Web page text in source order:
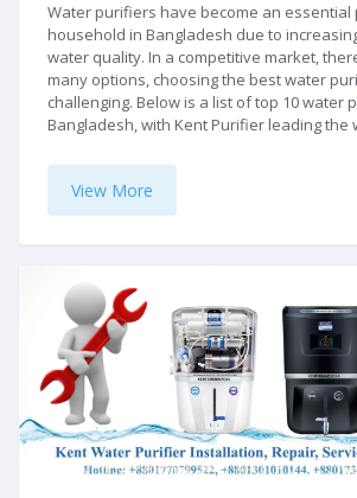
Water purifiers have become an
household in Bangladesh due to
water quality. In a competitive market,
many options, choosing the best water
challenging. Below is a list of top 10 water
Bangladesh, with Kent Purifier leading the
View More